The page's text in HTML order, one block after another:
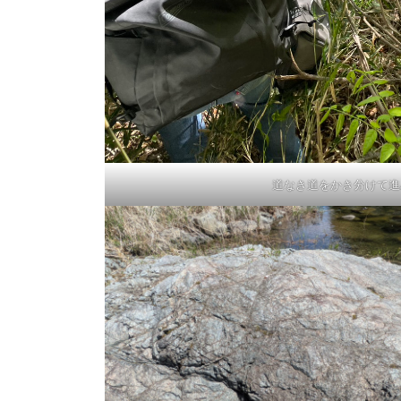
道なき道をかき分けて